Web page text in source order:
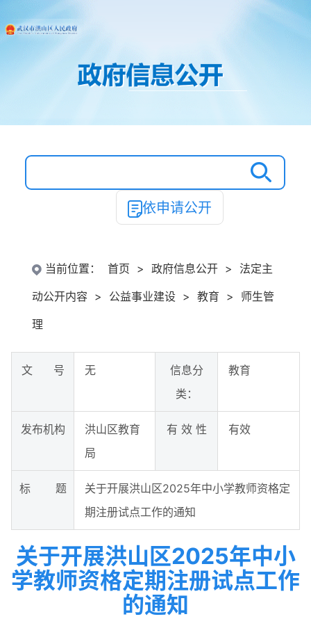
依申请公开
当前位置： 首页 > 政府信息公开 >
法定主
动公开内容 > 公益事业建设 > 教育 >
师生管
理
文 号 无
信息分
类：
教育
发布机构
洪山区教育
局
有 效 性 有效
标 题
关于开展洪山区2025年中小学教师资格定
期注册试点工作的通知
关于开展洪山区2025年中小
学教师资格定期注册试点工作
的通知